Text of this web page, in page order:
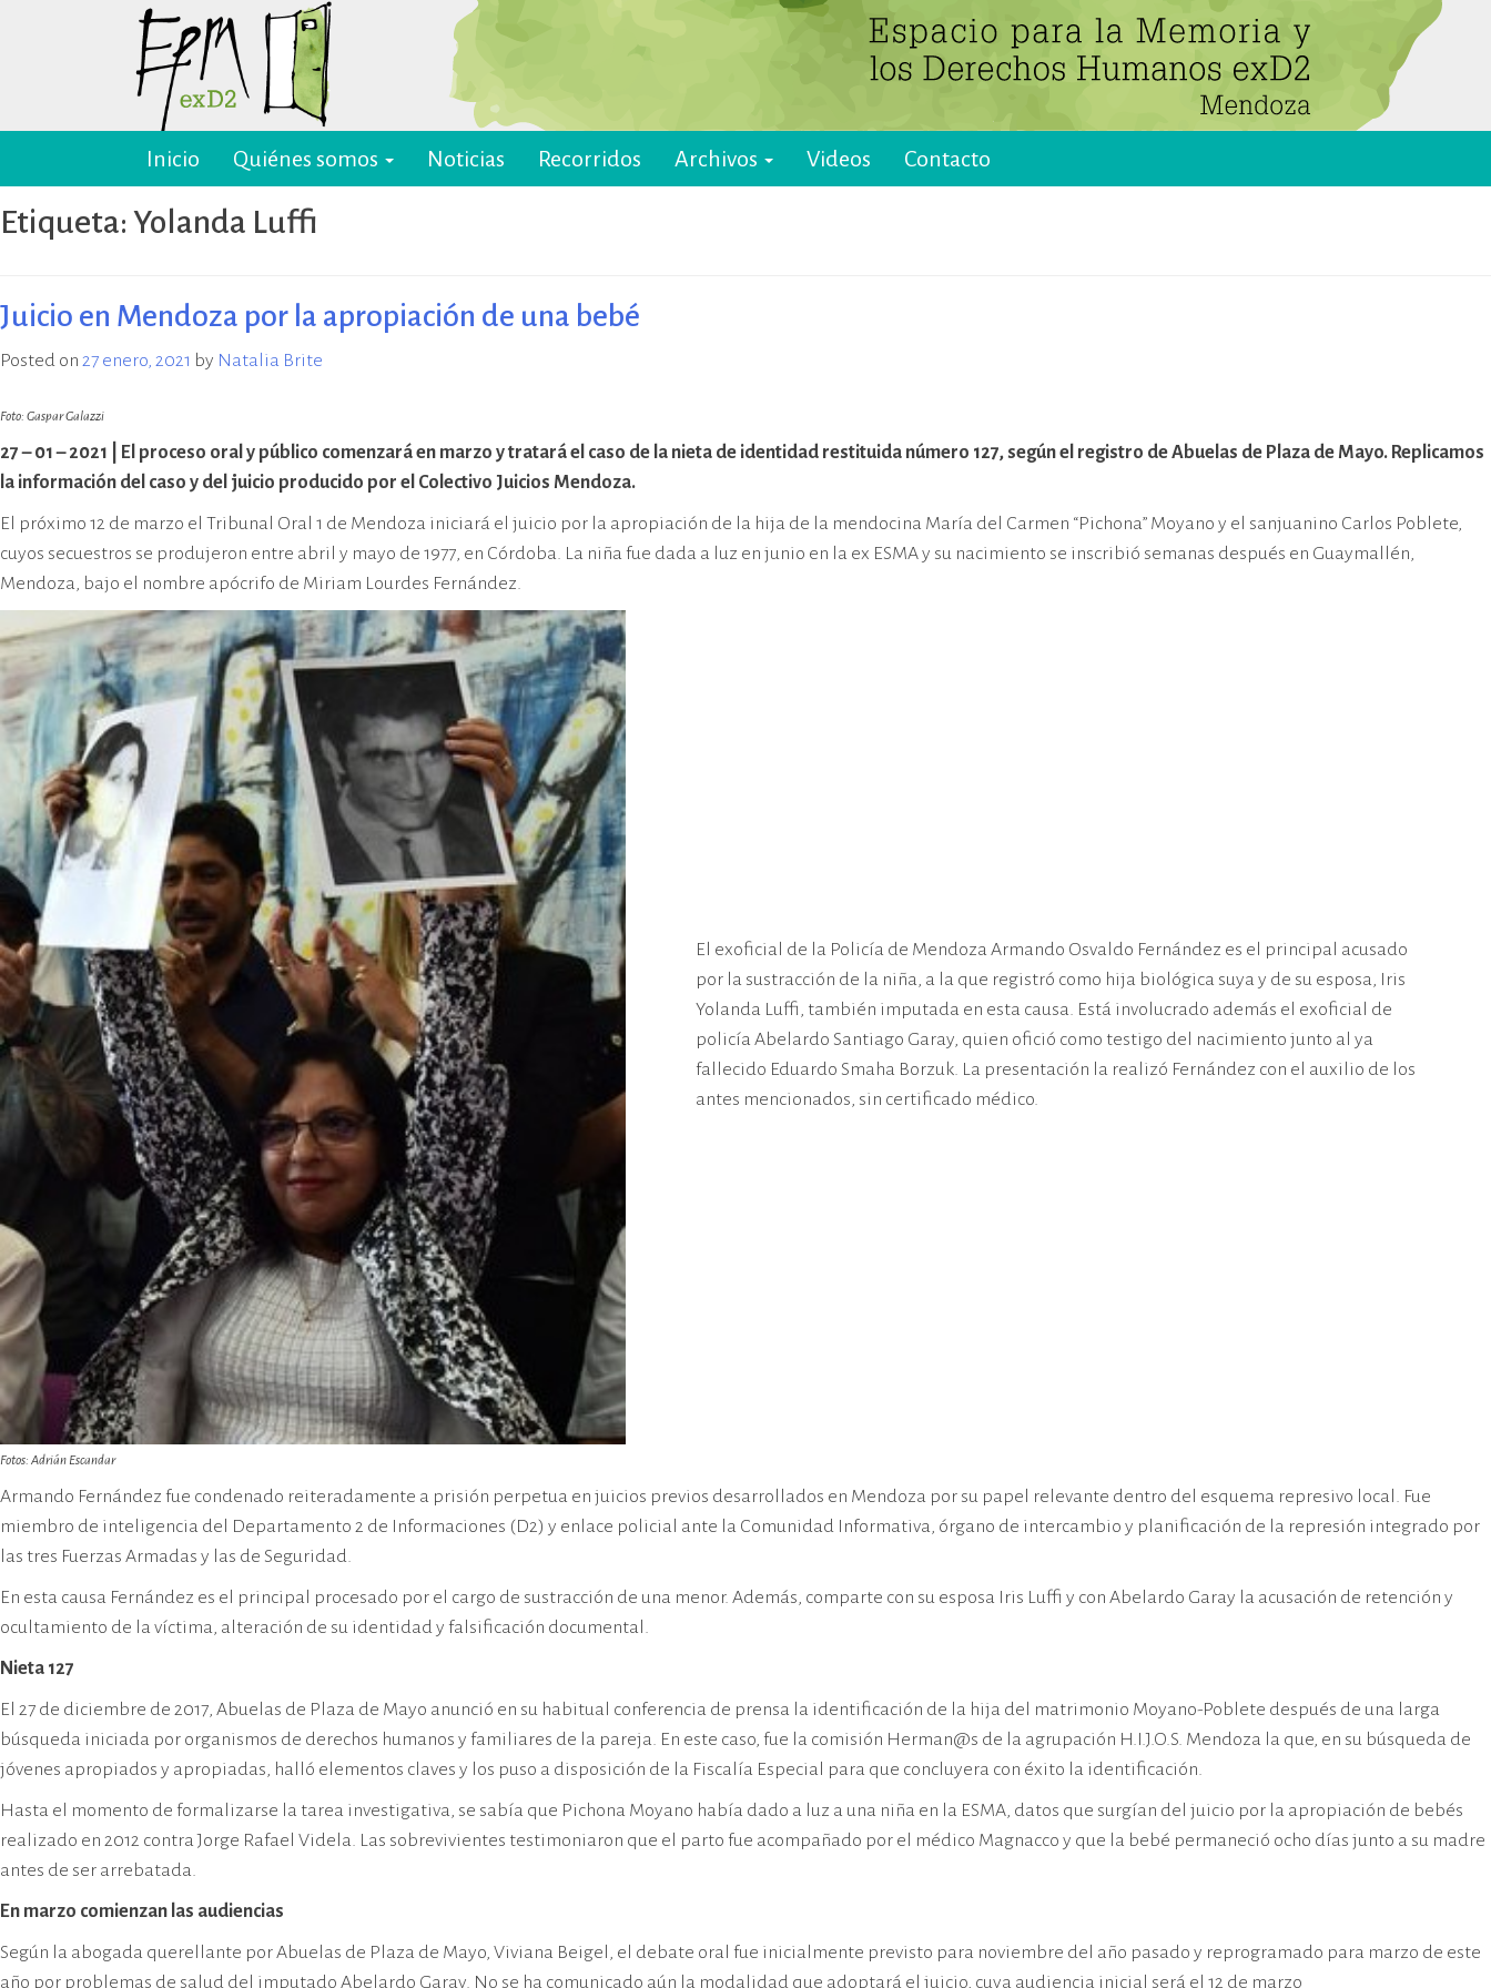
EPM ex-D2 Mendoza
El Espacio para la Memoria y los
Derechos Humanos exD2 (EPM
ex-D2) es un sitio recuperado para
promoción de los derechos
humanos. Sus instalaciones
pertenecieron al Departamento
a la represión política ilegal, antes
y durante la última dictadura
Centro Clandestino de Detención,
Tortura y Extermino más
importante del Gran Mendoza.
Inicio Quiénes somos Noticias Recorridos Archivos Videos Contacto
Etiqueta: Yolanda Luffi
Juicio en Mendoza por la apropiación de una bebé
Posted on 27 enero, 2021 by Natalia Brite
Foto: Gaspar Galazzi
27 – 01 – 2021 | El proceso oral y público comenzará en marzo y tratará el caso de la nieta de identidad restituida número 127, según el registro de Abuelas de Plaza de Mayo. Replicamos
la información del caso y del juicio producido por el Colectivo Juicios Mendoza.
El próximo 12 de marzo el Tribunal Oral 1 de Mendoza iniciará el juicio por la apropiación de la hija de la mendocina María del Carmen “Pichona” Moyano y el sanjuanino Carlos Poblete,
cuyos secuestros se produjeron entre abril y mayo de 1977, en Córdoba. La niña fue dada a luz en junio en la ex ESMA y su nacimiento se inscribió semanas después en Guaymallén,
Mendoza, bajo el nombre apócrifo de Miriam Lourdes Fernández.
El exoficial de la Policía de Mendoza Armando Osvaldo Fernández es el principal acusado
por la sustracción de la niña, a la que registró como hija biológica suya y de su esposa, Iris
Yolanda Luffi, también imputada en esta causa. Está involucrado además el exoficial de
policía Abelardo Santiago Garay, quien ofició como testigo del nacimiento junto al ya
fallecido Eduardo Smaha Borzuk. La presentación la realizó Fernández con el auxilio de los
antes mencionados, sin certificado médico.
Fotos: Adrián Escandar
Armando Fernández fue condenado reiteradamente a prisión perpetua en juicios previos desarrollados en Mendoza por su papel relevante dentro del esquema represivo local. Fue
miembro de inteligencia del Departamento 2 de Informaciones (D2) y enlace policial ante la Comunidad Informativa, órgano de intercambio y planificación de la represión integrado por
las tres Fuerzas Armadas y las de Seguridad.
En esta causa Fernández es el principal procesado por el cargo de sustracción de una menor. Además, comparte con su esposa Iris Luffi y con Abelardo Garay la acusación de retención y
ocultamiento de la víctima, alteración de su identidad y falsificación documental.
Nieta 127
El 27 de diciembre de 2017, Abuelas de Plaza de Mayo anunció en su habitual conferencia de prensa la identificación de la hija del matrimonio Moyano-Poblete después de una larga
búsqueda iniciada por organismos de derechos humanos y familiares de la pareja. En este caso, fue la comisión Herman@s de la agrupación H.I.J.O.S. Mendoza la que, en su búsqueda de
jóvenes apropiados y apropiadas, halló elementos claves y los puso a disposición de la Fiscalía Especial para que concluyera con éxito la identificación.
Hasta el momento de formalizarse la tarea investigativa, se sabía que Pichona Moyano había dado a luz a una niña en la ESMA, datos que surgían del juicio por la apropiación de bebés
realizado en 2012 contra Jorge Rafael Videla. Las sobrevivientes testimoniaron que el parto fue acompañado por el médico Magnacco y que la bebé permaneció ocho días junto a su madre
antes de ser arrebatada.
En marzo comienzan las audiencias
Según la abogada querellante por Abuelas de Plaza de Mayo, Viviana Beigel, el debate oral fue inicialmente previsto para noviembre del año pasado y reprogramado para marzo de este
año por problemas de salud del imputado Abelardo Garay. No se ha comunicado aún la modalidad que adoptará el juicio, cuya audiencia inicial será el 12 de marzo